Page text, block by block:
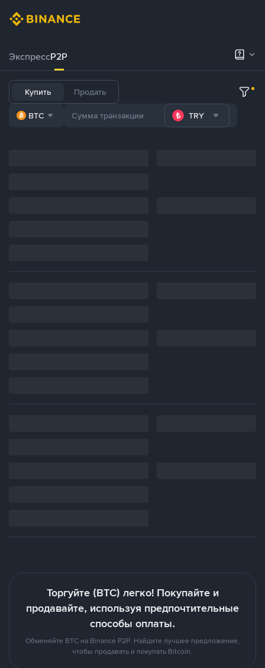
ЭкспрессP2P
Купить Продать
BTC TRY
Торгуйте (BTC) легко! Покупайте и
продавайте, используя предпочтительные
способы оплаты.
Обменяйте BTC на Binance P2P. Найдите лучшее предложение,
чтобы продавать и покупать Bitcoin.